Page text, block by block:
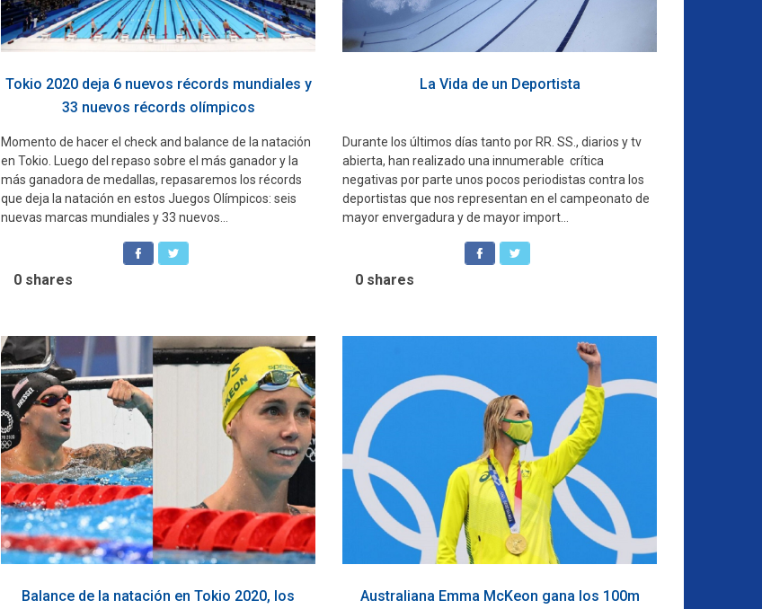
Tokio 2020 deja 6 nuevos récords mundiales y
33 nuevos récords olímpicos
Momento de hacer el check and balance de la natación
en Tokio. Luego del repaso sobre el más ganador y la
más ganadora de medallas, repasaremos los récords
que deja la natación en estos Juegos Olímpicos: seis
nuevas marcas mundiales y 33 nuevos...
0 shares
La Vida de un Deportista
Durante los últimos días tanto por RR. SS., diarios y tv
abierta, han realizado una innumerable crítica
negativas por parte unos pocos periodistas contra los
deportistas que nos representan en el campeonato de
mayor envergadura y de mayor import...
0 shares
Balance de la natación en Tokio 2020, los
Australiana Emma McKeon gana los 100m